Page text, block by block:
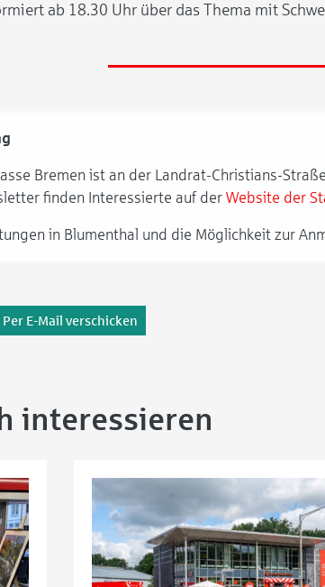
ab 18.30 Uhr über das Thema mit
Bremen ist an der Landrat-Christians-
finden Interessierte auf der Website der
in Blumenthal und die Möglichkeit zur
Per E-Mail verschicken
interessieren